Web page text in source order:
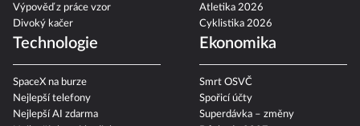
Výpověď z práce vzor
Divoký kačer
Atletika 2026
Cyklistika 2026
Technologie
SpaceX na burze
Nejlepší telefony
Nejlepší AI zdarma
Ekonomika
Smrt OSVČ
Spořicí účty
Superdávka – změny